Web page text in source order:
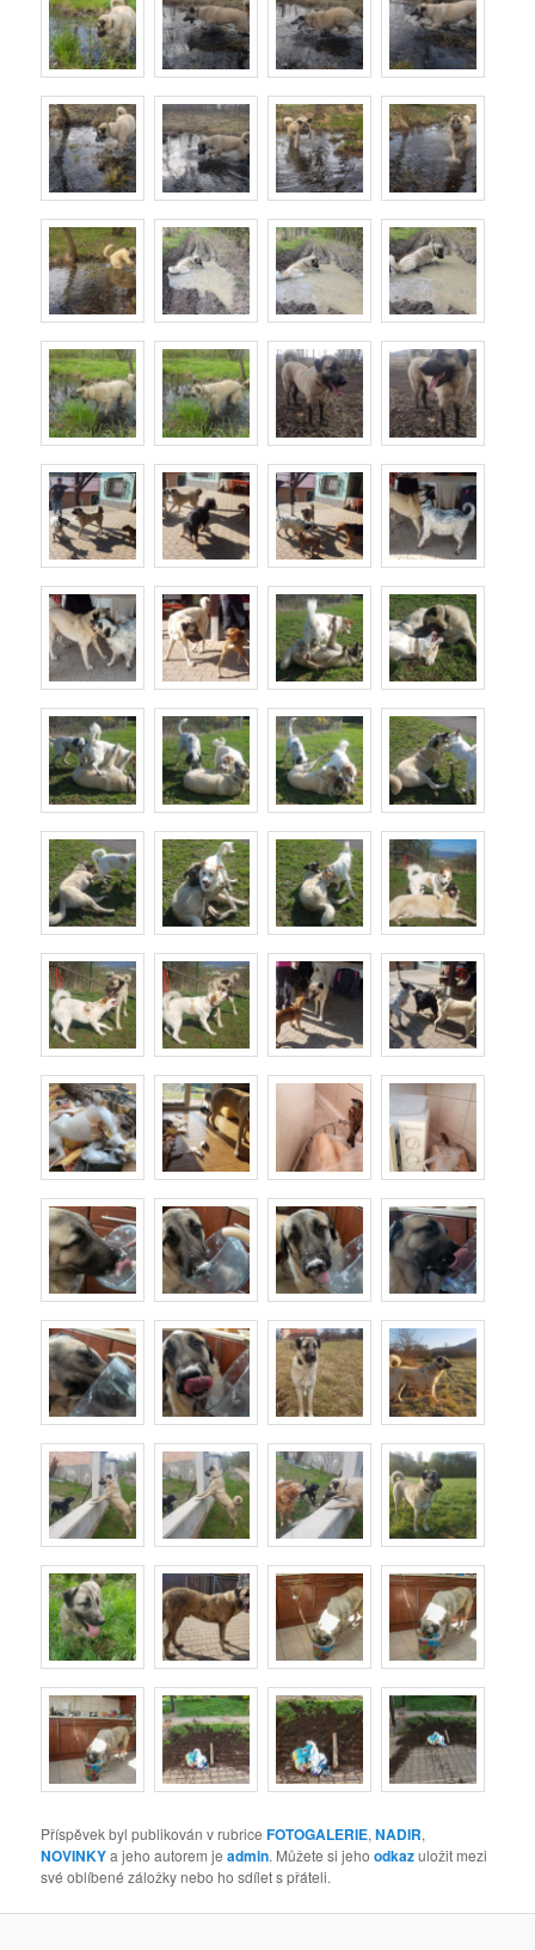
Příspěvek byl publikován v rubriceFOTOGALERIE,NADIR,
NOVINKYa jeho autorem jeadmin. Můžete si jehoodkazuložit mezi
své oblíbené záložky nebo ho sdílet s přáteli.